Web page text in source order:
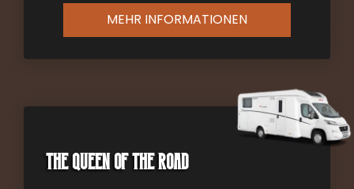
MEHR INFORMATIONEN
The Queen of the Road